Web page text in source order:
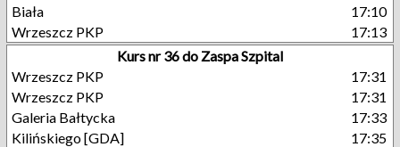
Biała
17:10
Wrzeszcz PKP
17:13
Kurs nr 36 do Zaspa Szpital
Wrzeszcz PKP
17:31
Wrzeszcz PKP
17:31
Galeria Bałtycka
17:33
Kilińskiego [GDA]
17:35